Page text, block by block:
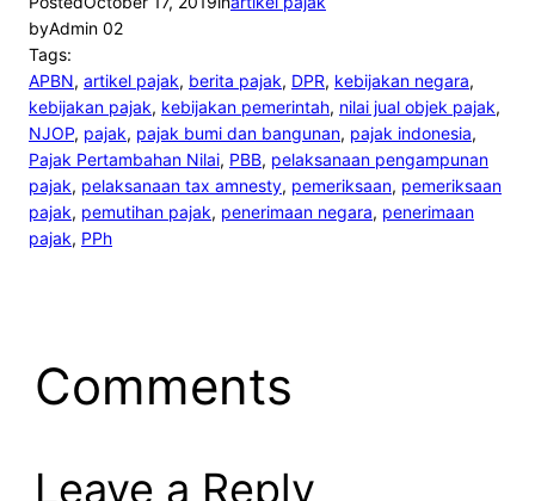
byAdmin 02
Tags:
APBN, artikel pajak, berita pajak, DPR, kebijakan negara
kebijakan pajak, kebijakan pemerintah, nilai jual objek pajak
NJOP, pajak, pajak bumi dan bangunan, pajak indonesia
Pajak Pertambahan Nilai, PBB, pelaksanaan pengampunan
pajak, pelaksanaan tax amnesty, pemeriksaan, pemeriksaan
pajak, pemutihan pajak, penerimaan negara, penerimaan
pajak, PPh
Comments
Leave a Reply